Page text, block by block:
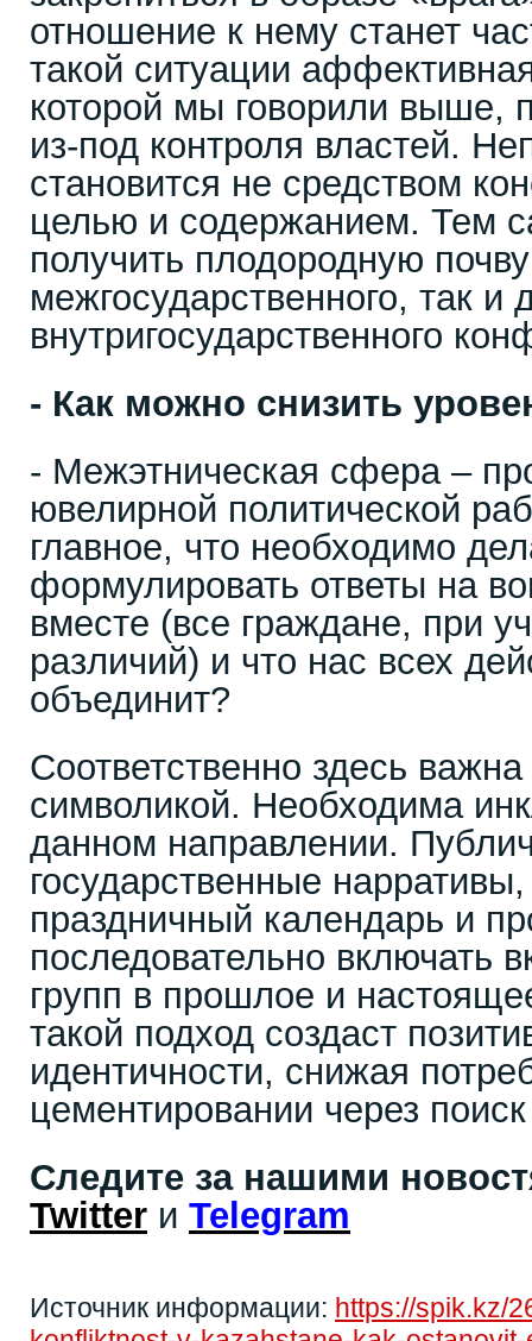
отношение к нему станет
такой ситуации
которой мы говорили выше,
из-под контроля властей.
становится не средством
целью и содержанием. Тем
получить плодородную
межгосударственного, так и
внутригосударственного
- Как можно снизить
- Межэтническая сфера –
ювелирной политической
главное, что необходимо
формулировать ответы на
вместе (все граждане, при
различий) и что нас всех
объединит?
Соответственно здесь
символикой. Необходима
данном направлении.
государственные
праздничный календарь и
последовательно включать
групп в прошлое и
такой подход создаст
идентичности, снижая
цементировании через поиск
Следите за нашими
Twitter и Telegram
Источник информации: https://spik.kz/